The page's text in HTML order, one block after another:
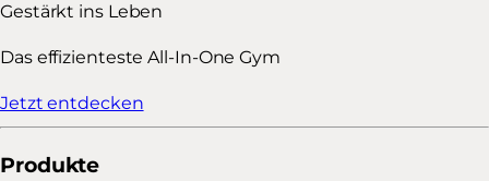
Gestärkt ins Leben
Das effizienteste All-In-One Gym
Jetzt entdecken
Produkte